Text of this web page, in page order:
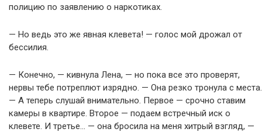
полицию по заявлению о наркотиках.
— Но ведь это же явная клевета! — голос мой дрожал от
бессилия.
— Конечно, — кивнула Лена, — но пока все это проверят,
нервы тебе потреплют изрядно. — Она резко тронула с места.
— А теперь слушай внимательно. Первое — срочно ставим
камеры в квартире. Второе — подаем встречный иск о
клевете. И третье… — она бросила на меня хитрый взгляд, —